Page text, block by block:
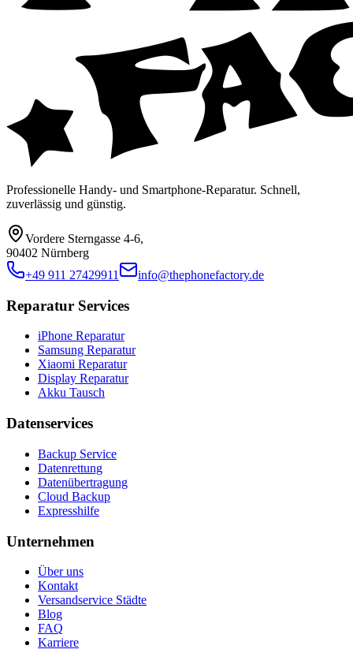
Professionelle Handy- und Smartphone-Reparatur. Schnell,
zuverlässig und günstig.
Vordere Sterngasse 4-6,
90402 Nürnberg
+49 911 27429911
info@thephonefactory.de
Reparatur Services
iPhone Reparatur
Samsung Reparatur
Xiaomi Reparatur
Display Reparatur
Akku Tausch
Datenservices
Backup Service
Datenrettung
Datenübertragung
Cloud Backup
Expresshilfe
Unternehmen
Über uns
Kontakt
Versandservice Städte
Blog
FAQ
Karriere